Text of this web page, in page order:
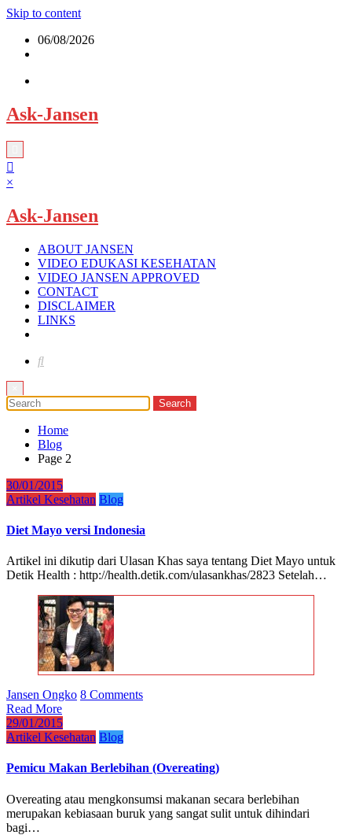
Skip to content
06/08/2026
Ask-Jansen
×
Ask-Jansen
ABOUT JANSEN
VIDEO EDUKASI KESEHATAN
VIDEO JANSEN APPROVED
CONTACT
DISCLAIMER
LINKS
Home
Blog
Page 2
30/01/2015
Artikel Kesehatan Blog
Diet Mayo versi Indonesia
Artikel ini dikutip dari Ulasan Khas saya tentang Diet Mayo untuk
Detik Health : http://health.detik.com/ulasankhas/2823 Setelah…
Jansen Ongko 8 Comments
Read More
29/01/2015
Artikel Kesehatan Blog
Pemicu Makan Berlebihan (Overeating)
Overeating atau mengkonsumsi makanan secara berlebihan
merupakan kebiasaan buruk yang sangat sulit untuk dihindari
bagi…